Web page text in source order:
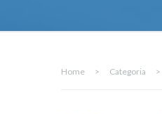
Home > Categoria >